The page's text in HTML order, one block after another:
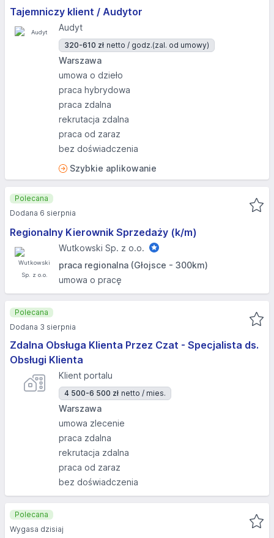
Tajemniczy klient / Audytor
Audyt
320-610 zł netto / godz.(zal. od umowy)
Warszawa
umowa o dzieło
praca hybrydowa
praca zdalna
rekrutacja zdalna
praca od zaraz
bez doświadczenia
Szybkie aplikowanie
Regionalny Kierownik Sprzedaży (k/m)
Wutkowski Sp. z o.o.
praca regionalna (Głojsce - 300km)
umowa o pracę
Polecana
Dodana 6 sierpnia
Zdalna Obsługa Klienta Przez Czat - Specjalista ds.
Obsługi Klienta
Klient portalu
4 500-6 500 zł netto / mies.
Warszawa
umowa zlecenie
praca zdalna
rekrutacja zdalna
praca od zaraz
bez doświadczenia
Polecana
Dodana 3 sierpnia
Polecana
Wygasa dzisiaj